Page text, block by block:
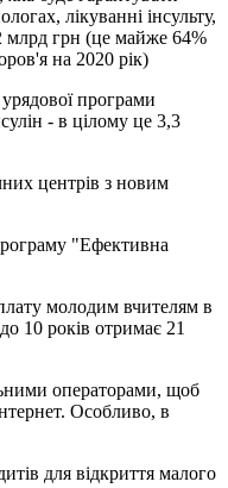
лікуванні інсульту,
млрд грн (це майже 64%
на 2020 рік)
програми
- в цілому це 3,3
центрів з новим
"Ефективна
молодим вчителям в
10 років отримає 21
операторами, щоб
Особливо, в
для відкриття малого